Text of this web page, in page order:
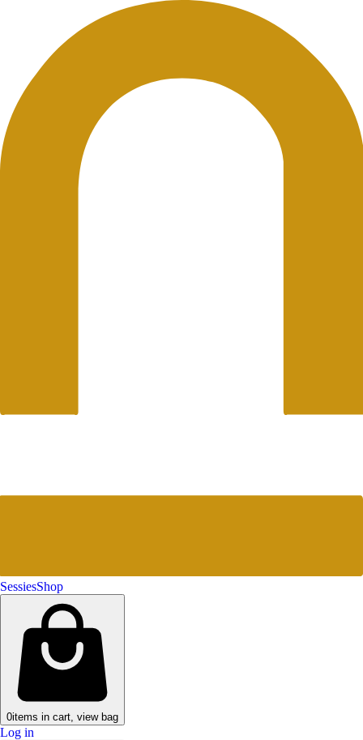
SessiesShop
0items in cart, view bag
Log in